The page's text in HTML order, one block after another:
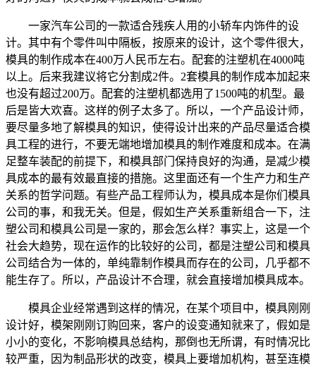
一家汽车公司的一款适合残疾人用的小轿车内饰件的设
计。其中有个零件叫中隔板，按原来的设计，这个零件很大，
模具的制作成本在400万人民币左右。配套的注塑机在4000吨
以上。后来我建议将它分割成2件。2套模具的制作成本加起来
也没有超过200万。配套的注塑机都选用了1500吨的机型。最
后是皆大欢喜。这样的例子太多了。所以，一个产品设计师，
要尽量多地了解模具的知识，使得设计出来的产品尽量适合模
具工程的进行，不要无端地增加模具的制作难度和成本。在满
足整车装配的前提下，和模具部门保持良好的沟通，是减少模
具成本的最有效最直接的措施。这里面还有一个生产力和生产
关系的哲学问题。有些产品工程师认为，模具成本是你们模具
公司的事，和我无关。但是，假如生产关系重新组合一下，注
塑公司和模具公司是一家的，那会怎么样？事实上，这是一个
社会大趋势，现在运作的比较好的公司，都是注塑公司和模具
公司结合为一体的，单纯靠制作模具而存在的公司，几乎都不
能生存了。所以，产品设计不合理，就会直接增加模具成本。
模具企业经常遇到这样的情况，在某个项目中，模具刚刚
设计好，模架刚刚订购回来，客户的设变通知就来了，假如是
小小的变化，不影响模具总结构，那倒也无所谓，有时情况比
较严重，因为制品形状的改变，模具上要增加机构，甚至连模